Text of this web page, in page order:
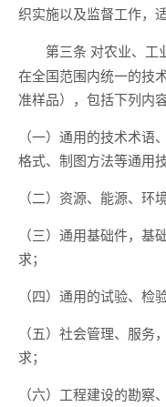
织实施以及监督工作，
第三条 对农业、工
在全国范围内统一的技
准样品），包括下列内容
（一）通用的技术术
格式、制图方法等通用
（二）资源、能源、环
（三）通用基础件，
求；
（四）通用的试验、检
（五）社会管理、服
求；
（六）工程建设的勘